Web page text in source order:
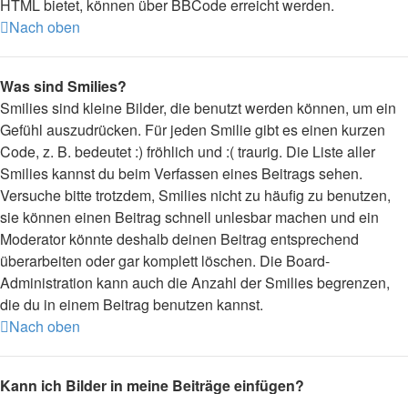
HTML bietet, können über BBCode erreicht werden.
Nach oben
Was sind Smilies?
Smilies sind kleine Bilder, die benutzt werden können, um ein
Gefühl auszudrücken. Für jeden Smilie gibt es einen kurzen
Code, z. B. bedeutet :) fröhlich und :( traurig. Die Liste aller
Smilies kannst du beim Verfassen eines Beitrags sehen.
Versuche bitte trotzdem, Smilies nicht zu häufig zu benutzen,
sie können einen Beitrag schnell unlesbar machen und ein
Moderator könnte deshalb deinen Beitrag entsprechend
überarbeiten oder gar komplett löschen. Die Board-
Administration kann auch die Anzahl der Smilies begrenzen,
die du in einem Beitrag benutzen kannst.
Nach oben
Kann ich Bilder in meine Beiträge einfügen?